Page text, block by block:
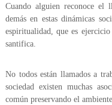
Cuando alguien reconoce
demás en estas dinámicas
espiritualidad, que es
santifica.
No todos están llamados a
sociedad existen muchas
común preservando el